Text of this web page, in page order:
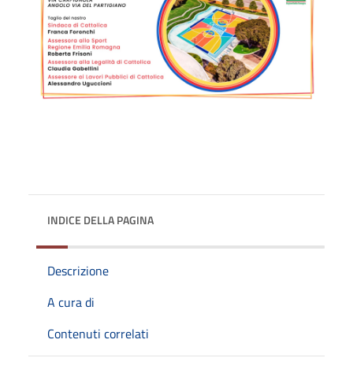
INDICE DELLA PAGINA
Descrizione
A cura di
Contenuti correlati